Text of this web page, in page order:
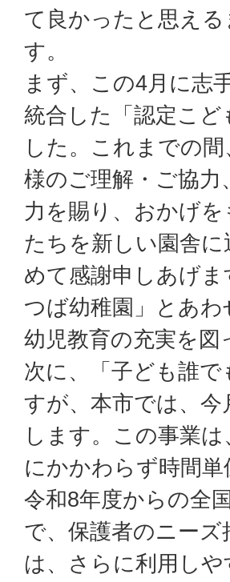
て良かったと思え
す。
まず、この4月に志
統合した「認定こ
した。これまでの
様のご理解・ご協
力を賜り、おかげ
たちを新しい園舎
めて感謝申しあげ
つば幼稚園」とあ
幼児教育の充実を
次に、「子ども誰
すが、本市では、
します。この事業
にかかわらず時間
令和8年度からの全
で、保護者のニー
は、さらに利用し